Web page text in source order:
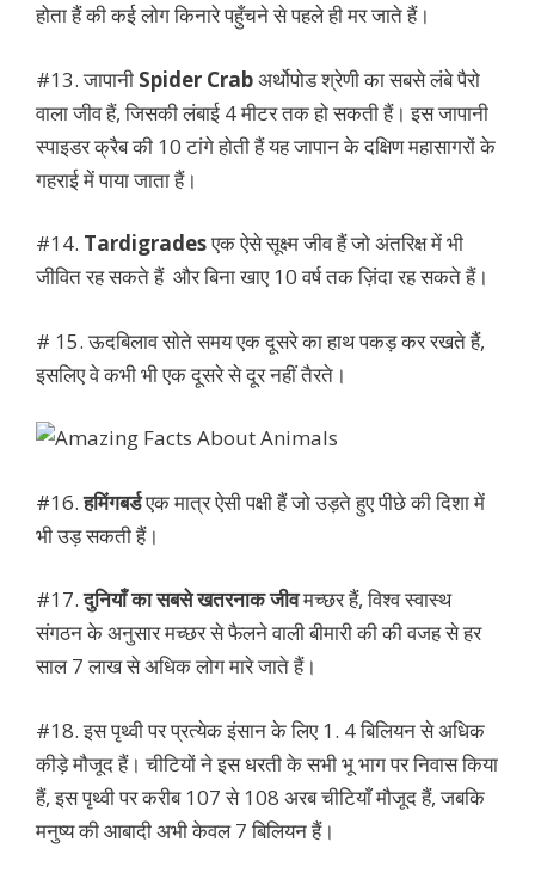
होता हैं की कई लोग किनारे पहुँचने से पहले ही मर जाते हैं।
#13. जापानी Spider Crabअर्थोपोड श्रेणी का सबसे लंबे पैरो
वाला जीव हैं, जिसकी लंबाई 4 मीटर तक हो सकती हैं। इस जापानी
स्पाइडर क्रैब की 10 टांगे होती हैं यह जापान के दक्षिण महासागरों के
गहराई में पाया जाता हैं।
#14. Tardigradesएक ऐसे सूक्ष्म जीव हैं जो अंतरिक्ष में भी
जीवित रह सकते हैं और बिना खाए 10 वर्ष तक ज़िंदा रह सकते हैं।
# 15. ऊदबिलाव सोते समय एक दूसरे का हाथ पकड़ कर रखते हैं,
इसलिए वे कभी भी एक दूसरे से दूर नहीं तैरते।
#16.हमिंगबर्डएक मात्र ऐसी पक्षी हैं जो उड़ते हुए पीछे की दिशा में
भी उड़ सकती हैं।
#17.दुनियाँ का सबसे खतरनाक जीवमच्छर हैं, विश्व स्वास्थ
संगठन के अनुसार मच्छर से फैलने वाली बीमारी की की वजह से हर
साल 7 लाख से अधिक लोग मारे जाते हैं।
#18. इस पृथ्वी पर प्रत्येक इंसान के लिए 1. 4 बिलियन से अधिक
कीड़े मौजूद हैं। चीटियों ने इस धरती के सभी भू भाग पर निवास किया
हैं, इस पृथ्वी पर करीब 107 से 108 अरब चीटियाँ मौजूद हैं, जबकि
मनुष्य की आबादी अभी केवल 7 बिलियन हैं।